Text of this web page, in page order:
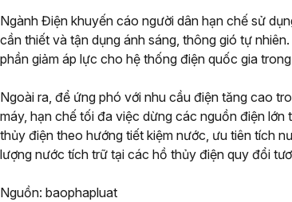
Ngành Điện khuyến cáo người dân hạn chế sử
cần thiết và tận dụng ánh sáng, thông gió tự
phần giảm áp lực cho hệ thống điện quốc gia
Ngoài ra, để ứng phó với nhu cầu điện tăng cao
máy, hạn chế tối đa việc dừng các nguồn điện
thủy điện theo hướng tiết kiệm nước, ưu tiên tích
lượng nước tích trữ tại các hồ thủy điện quy đổi
Nguồn: baophapluat